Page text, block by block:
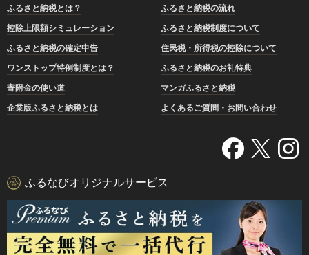
ふるさと納税とは？
ふるさと納税の流れ
控除上限額シミュレーション
ふるさと納税制度について
ふるさと納税の確定申告
住民税・所得税の控除について
ワンストップ特例制度とは？
ふるさと納税のお礼特典
寄附金の使い道
マンガふるさと納税
企業版ふるさと納税とは
よくあるご質問・お問い合わせ
ふるなびオリジナルサービス